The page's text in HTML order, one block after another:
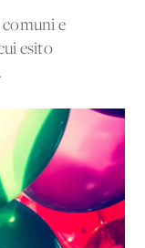
comuni e
esito